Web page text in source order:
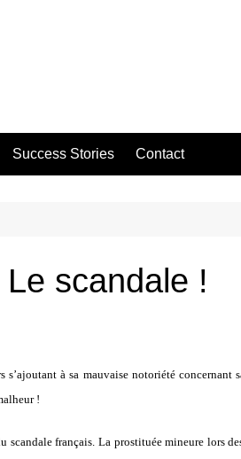
Success Stories Contact
Le scandale !
à sa mauvaise notoriété
!
français. La prostituée mineure lors